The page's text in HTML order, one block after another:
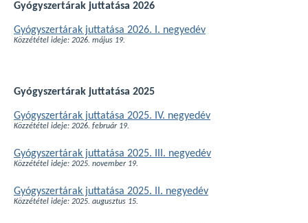
Gyógyszertárak juttatása 2026
Gyógyszertárak juttatása 2026. I. negyedév
Közzététel ideje: 2026. május 19.
Gyógyszertárak juttatása 2025
Gyógyszertárak juttatása 2025. IV. negyedév
Közzététel ideje: 2026. február 19.
Gyógyszertárak juttatása 2025. III. negyedév
Közzététel ideje: 2025. november 19.
Gyógyszertárak juttatása 2025. II. negyedév
Közzététel ideje: 2025. augusztus 15.